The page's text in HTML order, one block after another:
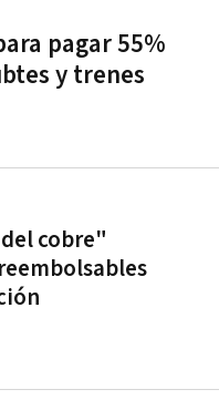
pagar 55%
y trenes
cobre"